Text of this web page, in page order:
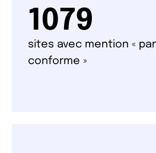
1079
sites avec mention «
conforme »